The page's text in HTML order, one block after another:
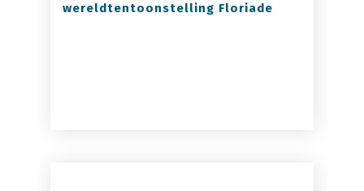
wereldtentoonstelling Floriade